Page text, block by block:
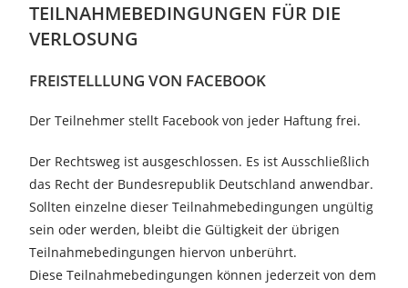
TEILNAHMEBEDINGUNGEN FÜR DIE
VERLOSUNG
FREISTELLLUNG VON FACEBOOK
Der Teilnehmer stellt Facebook von jeder Haftung frei.
Der Rechtsweg ist ausgeschlossen. Es ist Ausschließlich
das Recht der Bundesrepublik Deutschland anwendbar.
Sollten einzelne dieser Teilnahmebedingungen ungültig
sein oder werden, bleibt die Gültigkeit der übrigen
Teilnahmebedingungen hiervon unberührt.
Diese Teilnahmebedingungen können jederzeit von dem